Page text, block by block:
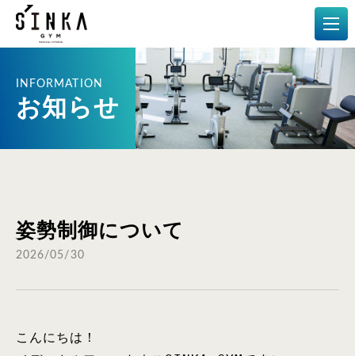
メディカルフィッ
お知らせ
姿勢制御について
2026/05/30
こんにちは！